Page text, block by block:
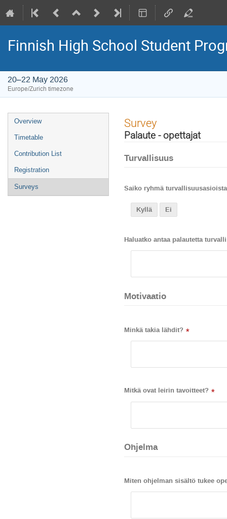
Finnish High School Student
20–22 May 2026
Europe/Zurich timezone
Event
menu
Overview
Timetable
Contribution List
Registration
Surveys
Survey
Palaute - opettajat
Turvallisuus
Saiko ryhmä
Kyllä Ei
Haluatko antaa palautetta
Motivaatio
Minkä takia lähdit? *
Mitkä ovat leirin tavoitteet? *
Ohjelma
Miten ohjelman sisältö tukee